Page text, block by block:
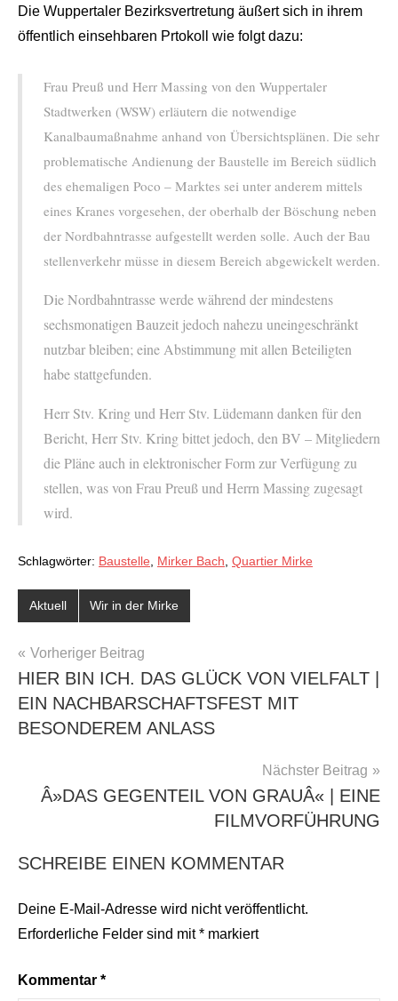
Die Wuppertaler Bezirksvertretung äußert sich in ihrem
öffentlich einsehbaren Prtokoll wie folgt dazu:
Frau Preuß und Herr Massing von den Wuppertaler
Stadtwerken (WSW) erläutern die notwendige
Kanalbaumaßnahme anhand von Übersichtsplänen. Die sehr
problematische Andienung der Baustelle im Bereich südlich
des ehemaligen Poco – Marktes sei unter anderem mittels
eines Kranes vorgesehen, der oberhalb der Böschung neben
der Nordbahntrasse aufgestellt werden solle. Auch der Bau
stellenverkehr müsse in diesem Bereich abgewickelt werden.
Die Nordbahntrasse werde während der mindestens
sechsmonatigen Bauzeit jedoch nahezu uneingeschränkt
nutzbar bleiben; eine Abstimmung mit allen Beteiligten
habe stattgefunden.
Herr Stv. Kring und Herr Stv. Lüdemann danken für den
Bericht, Herr Stv. Kring bittet jedoch, den BV – Mitgliedern
die Pläne auch in elektronischer Form zur Verfügung zu
stellen, was von Frau Preuß und Herrn Massing zugesagt
wird.
Schlagwörter: Baustelle Mirker Bach Quartier Mirke
Aktuell Wir in der Mirke
BEITRAGSNAVIGATION
Vorheriger Beitrag
HIER BIN ICH. DAS GLÜCK VON VIELFALT |
EIN NACHBARSCHAFTSFEST MIT
BESONDEREM ANLASS
Nächster Beitrag
Â»DAS GEGENTEIL VON GRAUÂ« | EINE
FILMVORFÜHRUNG
SCHREIBE EINEN KOMMENTAR
Deine E-Mail-Adresse wird nicht veröffentlicht.
Erforderliche Felder sind mit* markiert
Kommentar *